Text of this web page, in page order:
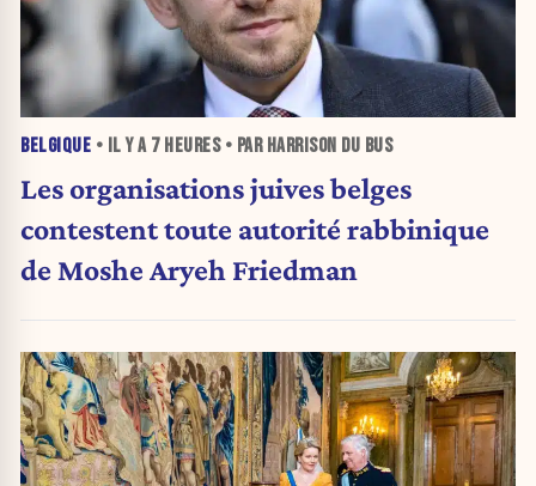
BELGIQUE • IL Y A 7 HEURES• PAR HARRISON DU BUS
Les organisations juives belges
contestent toute autorité rabbinique
de Moshe Aryeh Friedman